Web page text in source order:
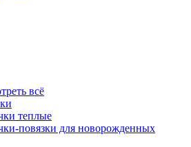
всё
теплые
повязки для новорожденных